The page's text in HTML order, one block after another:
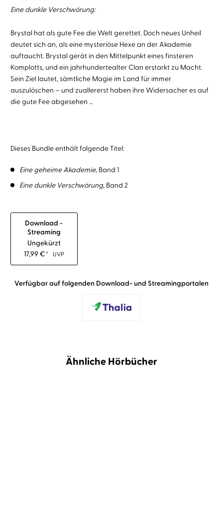
Eine dunkle Verschwörung:
Brystal hat als gute Fee die Welt gerettet. Doch neues Unheil
deutet sich an, als eine mysteriöse Hexe an der Akademie
auftaucht. Brystal gerät in den Mittelpunkt eines finsteren
Komplotts, und ein jahrhundertealter Clan erstarkt zu Macht.
Sein Ziel lautet, sämtliche Magie im Land für immer
auszulöschen – und zuallererst haben ihre Widersacher es auf
die gute Fee abgesehen …
Dieses Bundle enthält folgende Titel:
Eine geheime Akademie, Band 1
Eine dunkle Verschwörung, Band 2
Download -
Streaming
Ungekürzt
17,99€* UVP
Verfügbar auf folgenden Download- und Streamingportalen
Ähnliche Hörbücher